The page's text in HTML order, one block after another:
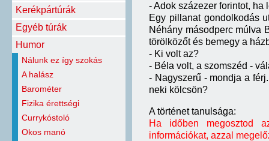
Kerékpártúrák
Egyéb túrák
Humor
Nálunk ez így szokás
A halász
Barométer
Fizika érettségi
Currykóstoló
Okos manó
- Adok százezer forintot, ha
Egy pillanat gondolkodás
Néhány másodperc múlva
törölközőt és bemegy a
- Ki volt az?
- Béla volt, a szomszéd -
- Nagyszerű - mondja a
neki kölcsön?
A történet tanulsága:
Ha időben megosztod
információkat, azzal